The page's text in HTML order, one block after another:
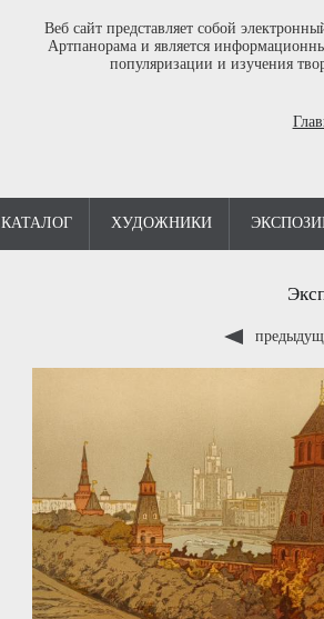
Веб сайт представляет собой
Артпанорама и является
популяризации и изучения
КАТАЛОГ ХУДОЖНИКИ